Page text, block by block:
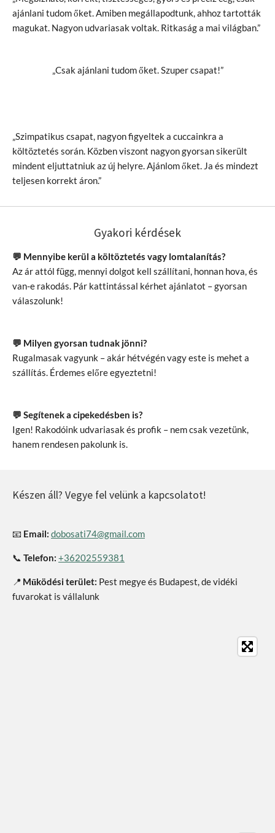
ajánlani tudom őket. Amiben megállapodtunk, ahhoz tartották
magukat. Nagyon udvariasak voltak. Ritkaság a mai világban.”
„Csak ajánlani tudom őket. Szuper csapat!”
„Szimpatikus csapat, nagyon figyeltek a cuccainkra a
költöztetés során. Közben viszont nagyon gyorsan sikerült
mindent eljuttatniuk az új helyre. Ajánlom őket. Ja és mindezt
teljesen korrekt áron.”
Gyakori kérdések
💬 Mennyibe kerül a költöztetés vagy lomtalanítás?
Az ár attól függ, mennyi dolgot kell szállítani, honnan hova, és
van-e rakodás. Pár kattintással kérhet ajánlatot – gyorsan
válaszolunk!
💬 Milyen gyorsan tudnak jönni?
Rugalmasak vagyunk – akár hétvégén vagy este is mehet a
szállítás. Érdemes előre egyeztetni!
💬 Segítenek a cipekedésben is?
Igen! Rakodóink udvariasak és profik – nem csak vezetünk,
hanem rendesen pakolunk is.
Készen áll? Vegye fel velünk a kapcsolatot!
📧 Email: dobosati74@gmail.com
📞 Telefon: +36202559381
📍 Működési terület: Pest megye és Budapest, de vidéki
fuvarokat is vállalunk